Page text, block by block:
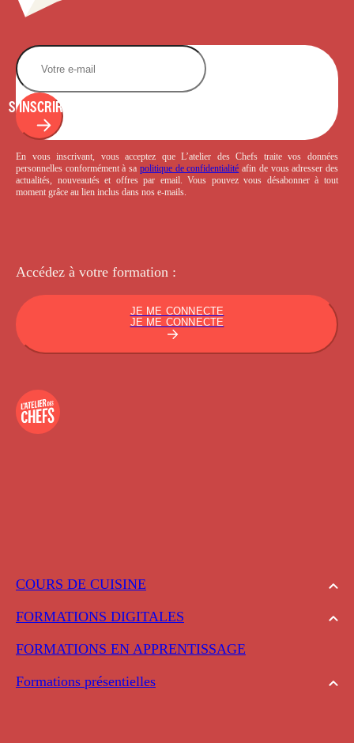
COURS DE CUISINE
FORMATIONS DIGITALES
FORMATIONS EN APPRENTISSAGE
Formations présentielles
S'INSCRIRE
En vous inscrivant, vous acceptez que L’atelier des Chefs traite vos données
personnelles conformément à sa politique de confidentialité afin de vous adresser des
actualités, nouveautés et offres par email. Vous pouvez vous désabonner à tout
moment grâce au lien inclus dans nos e-mails.
Accédez à votre formation :
JE ME CONNECTE
JE ME CONNECTE